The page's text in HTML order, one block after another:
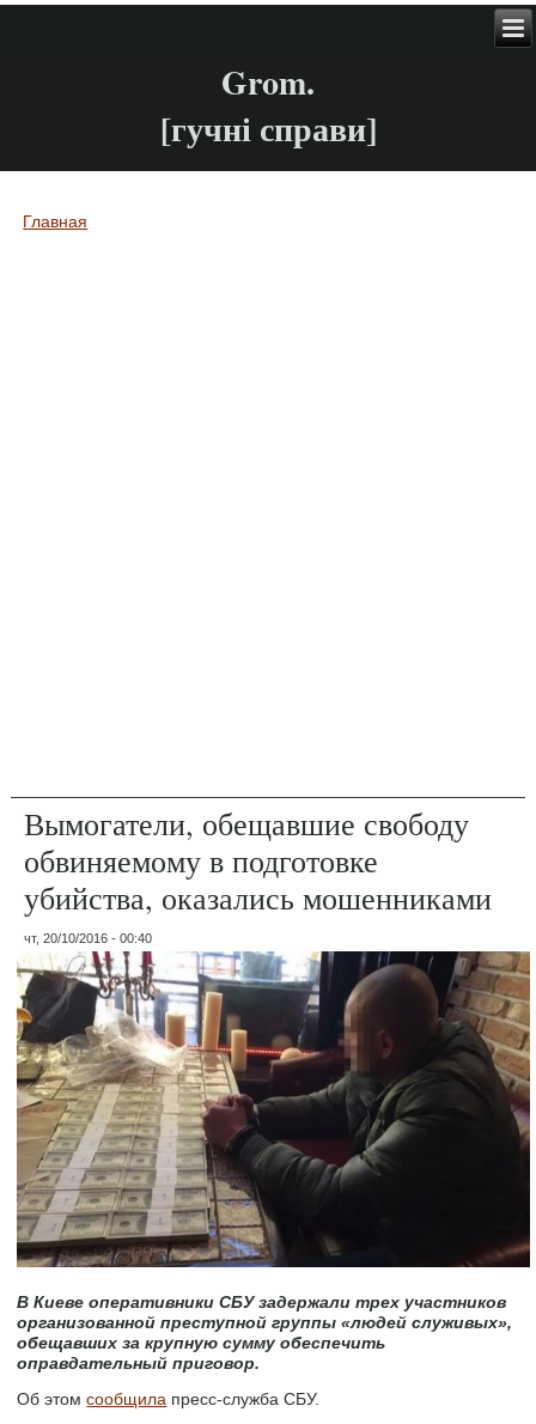
Grom.
[гучні справи]
Вы здесь
Главная
Вымогатели, обещавшие свободу
обвиняемому в подготовке
убийства, оказались мошенниками
чт, 20/10/2016 - 00:40
В Киеве оперативники СБУ задержали трех участников
организованной преступной группы «людей служивых»,
обещавших за крупную сумму обеспечить
оправдательный приговор.
Об этомсообщила пресс-служба СБУ.